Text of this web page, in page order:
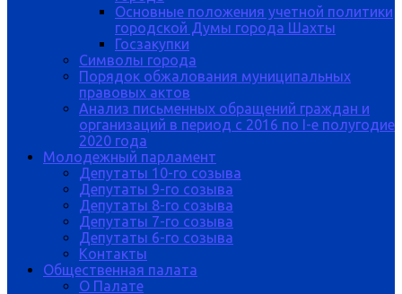
Основные положения учетной политики
городской Думы города Шахты
Госзакупки
Символы города
Порядок обжалования муниципальных
правовых актов
Анализ письменных обращений граждан и
организаций в период с 2016 по I-е полугодие
2020 года
Молодежный парламент
Депутаты 10-го созыва
Депутаты 9-го созыва
Депутаты 8-го созыва
Депутаты 7-го созыва
Депутаты 6-го созыва
Контакты
Общественная палата
О Палате